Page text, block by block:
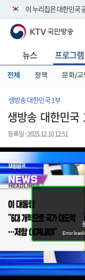
이 누리집은 대한민국
공식 누리집 주소 확인하
니다.
이밖에 or.kr 또는 .kr등
서 도메인 주소를 확인해
KTV 국민방송
뉴스 프로그램
전체 정책 문화/교
생방송 대한민국 1부
생방송 대한민
등록일 : 2025.12.10 12:51